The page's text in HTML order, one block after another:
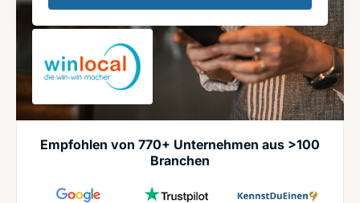
Empfohlen von 770+ Unternehmen aus >100
Branchen